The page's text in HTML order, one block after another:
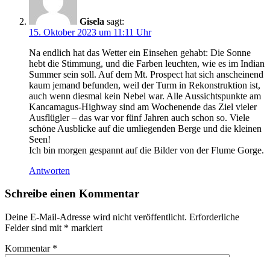
Gisela sagt:
15. Oktober 2023 um 11:11 Uhr
Na endlich hat das Wetter ein Einsehen gehabt: Die Sonne
hebt die Stimmung, und die Farben leuchten, wie es im Indian
Summer sein soll. Auf dem Mt. Prospect hat sich anscheinend
kaum jemand befunden, weil der Turm in Rekonstruktion ist,
auch wenn diesmal kein Nebel war. Alle Aussichtspunkte am
Kancamagus-Highway sind am Wochenende das Ziel vieler
Ausflügler – das war vor fünf Jahren auch schon so. Viele
schöne Ausblicke auf die umliegenden Berge und die kleinen
Seen!
Ich bin morgen gespannt auf die Bilder von der Flume Gorge.
Antworten
Schreibe einen Kommentar
Deine E-Mail-Adresse wird nicht veröffentlicht. Erforderliche
Felder sind mit * markiert
Kommentar *